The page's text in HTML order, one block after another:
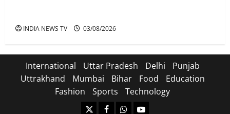
INDIA NEWS TV 03/08/2026
International Uttar Pradesh Delhi
Punjab
Uttrakhand
Mumbai Bihar Food
Education
Fashion
Sports Technology
https://x.com
facebook.com
https:/whatsapp.com/
Youtube.com